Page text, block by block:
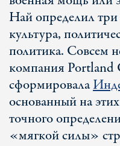
Най определил
культура,
политика. Совсем
компания Portland
сформировала
основанный на
точного
«мягкой силы»